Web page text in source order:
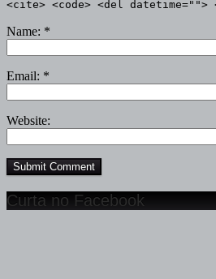
<cite> <code> <del
Name: *
Email: *
Website:
Curta no Facebook